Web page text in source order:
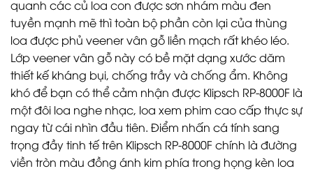
quanh các củ loa con được sơn nhám màu đen
tuyền mạnh mẽ thì toàn bộ phần còn lại của thùng
loa được phủ veener vân gỗ liền mạch rất khéo léo.
Lớp veener vân gỗ này có bề mặt dạng xước dăm
thiết kế kháng bụi, chống trầy và chống ẩm. Không
khó để bạn có thể cảm nhận được Klipsch RP-8000F là
một đôi loa nghe nhạc, loa xem phim cao cấp thực sự
ngay từ cái nhìn đầu tiên. Điểm nhấn cá tính sang
trọng đầy tinh tế trên Klipsch RP-8000F chính là đường
viền tròn màu đồng ánh kim phía trong họng kèn loa